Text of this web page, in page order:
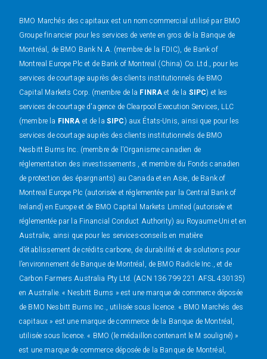
BMO Marchés des capitaux est un nom commercial utilisé par BMO
Groupe financier pour les services de vente en gros de la Banque de
Montréal, de BMO Bank N.A. (membre de la FDIC), de Bank of
Montreal Europe Plc et de Bank of Montreal (China) Co. Ltd., pour les
services de courtage auprès des clients institutionnels de BMO
Capital Markets Corp. (membre de la FINRAet de la SIPC) et les
services de courtage d'agence de Clearpool Execution Services, LLC
(membre la FINRA et de la SIPC) aux États-Unis, ainsi que pour les
services de courtage auprès des clients institutionnels de BMO
Nesbitt Burns Inc. (membre de l’Organisme canadien de
réglementation des investissements , et membre du Fonds canadien
de protection des épargnants) au Canada et en Asie, de Bank of
Montreal Europe Plc (autorisée et réglementée par la Central Bank of
Ireland) en Europe et de BMO Capital Markets Limited (autorisée et
réglementée par la Financial Conduct Authority) au Royaume-Uni et en
Australie, ainsi que pour les services-conseils en matière
d’établissement de crédits carbone, de durabilité et de solutions pour
l’environnement de Banque de Montréal, de BMO Radicle Inc., et de
Carbon Farmers Australia Pty Ltd. (ACN 136 799 221 AFSL 430135)
en Australie. « Nesbitt Burns » est une marque de commerce déposée
de BMO Nesbitt Burns Inc., utilisée sous licence. « BMO Marchés des
capitaux » est une marque de commerce de la Banque de Montréal,
utilisée sous licence. « BMO (le médaillon contenant le M souligné) »
est une marque de commerce déposée de la Banque de Montréal,